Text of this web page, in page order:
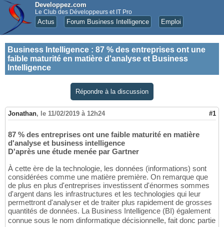
Developpez.com
Le Club des Développeurs et IT Pro
Actus Forum Business Intelligence Emploi
Business Intelligence : 87 % des entreprises ont une
faible maturité en matière d'analyse et Business
Intelligence
Répondre à la discussion
Jonathan, le 11/02/2019 à 12h24 #1
87 % des entreprises ont une faible maturité en matière
d'analyse et business intelligence
D'après une étude menée par Gartner
À cette ère de la technologie, les données (informations) sont
considérées comme une matière première. On remarque que
de plus en plus d'entreprises investissent d'énormes sommes
d'argent dans les infrastructures et les technologies qui leur
permettront d'analyser et de traiter plus rapidement de grosses
quantités de données. La Business Intelligence (BI) également
connue sous le nom dinformatique décisionnelle, fait donc partie